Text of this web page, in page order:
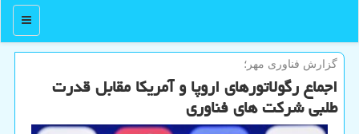
منو
گزارش فناوری مهر؛
اجماع رگولاتورهای اروپا و آمریكا مقابل قدرت
طلبی شركت های فناوری